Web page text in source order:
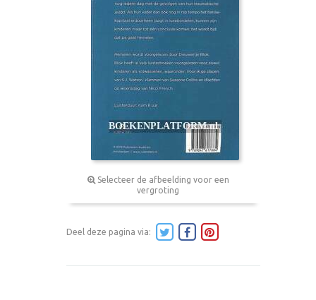
Selecteer de afbeelding voor een
vergroting
Deel deze pagina via: